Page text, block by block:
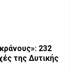
232
της Δυτικής